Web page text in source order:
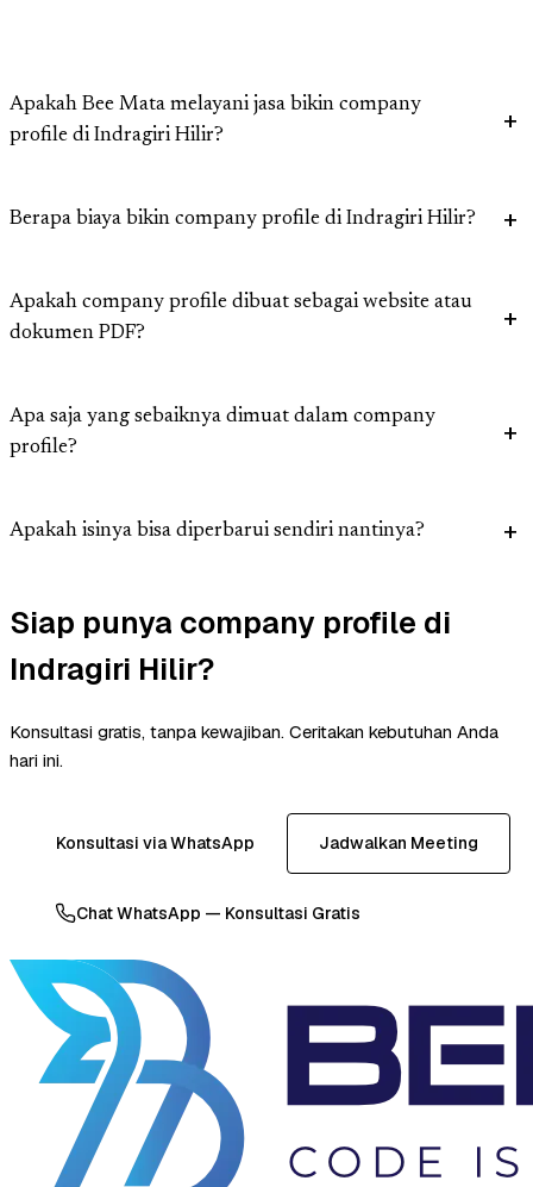
Apakah Bee Mata melayani jasa bikin company
profile di Indragiri Hilir?
Berapa biaya bikin company profile di Indragiri Hilir?
Apakah company profile dibuat sebagai website atau
dokumen PDF?
Apa saja yang sebaiknya dimuat dalam company
profile?
Apakah isinya bisa diperbarui sendiri nantinya?
Siap punya company profile di
Indragiri Hilir?
Konsultasi gratis, tanpa kewajiban. Ceritakan kebutuhan Anda
hari ini.
Konsultasi via WhatsApp Jadwalkan Meeting
Chat WhatsApp — Konsultasi Gratis